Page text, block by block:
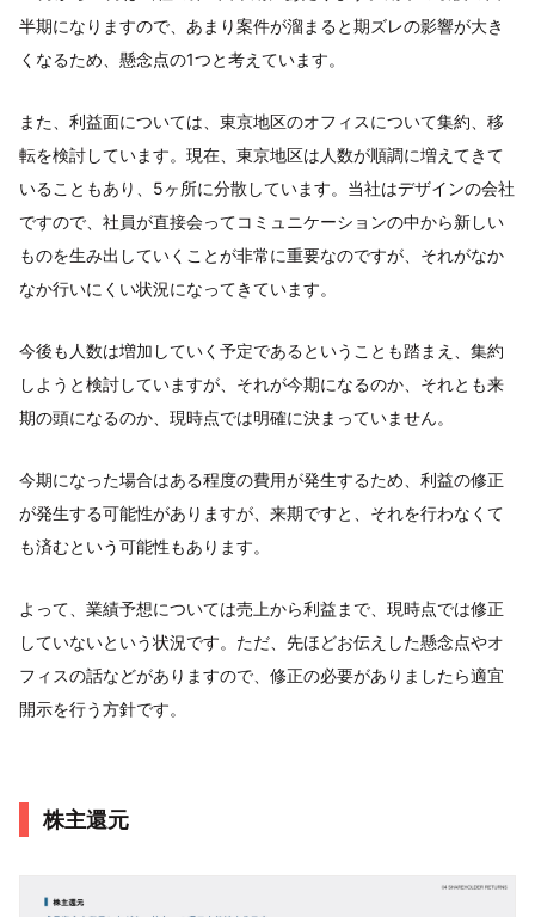
半期になりますので、あまり案件が溜まると期ズレの影響が大き
くなるため、懸念点の1つと考えています。
また、利益面については、東京地区のオフィスについて集約、移
転を検討しています。現在、東京地区は人数が順調に増えてきて
いることもあり、5ヶ所に分散しています。当社はデザインの会社
ですので、社員が直接会ってコミュニケーションの中から新しい
ものを生み出していくことが非常に重要なのですが、それがなか
なか行いにくい状況になってきています。
今後も人数は増加していく予定であるということも踏まえ、集約
しようと検討していますが、それが今期になるのか、それとも来
期の頭になるのか、現時点では明確に決まっていません。
今期になった場合はある程度の費用が発生するため、利益の修正
が発生する可能性がありますが、来期ですと、それを行わなくて
も済むという可能性もあります。
よって、業績予想については売上から利益まで、現時点では修正
していないという状況です。ただ、先ほどお伝えした懸念点やオ
フィスの話などがありますので、修正の必要がありましたら適宜
開示を行う方針です。
株主還元